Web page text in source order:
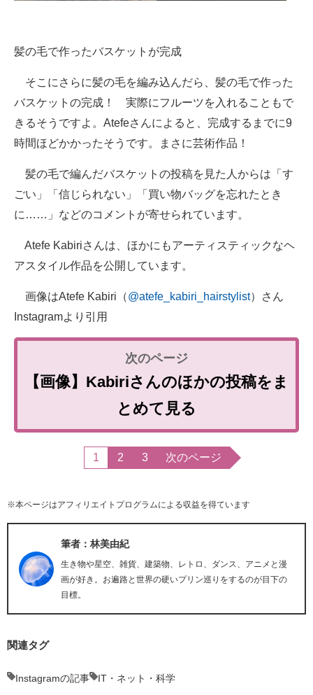
髪の毛で作ったバスケットが完成
そこにさらに髪の毛を編み込んだら、髪の毛で作った
バスケットの完成！ 実際にフルーツを入れることもで
きるそうですよ。Atefeさんによると、完成するまでに9
時間ほどかかったそうです。まさに芸術作品！
髪の毛で編んだバスケットの投稿を見た人からは「す
ごい」「信じられない」「買い物バッグを忘れたとき
に……」などのコメントが寄せられています。
Atefe Kabiriさんは、ほかにもアーティスティックなヘ
アスタイル作品を公開しています。
画像はAtefe Kabiri（@atefe_kabiri_hairstylist）さん
Instagramより引用
【画像】Kabiriさんのほかの投稿をま
とめて見る
1 2 3 次のページ
※本ページはアフィリエイトプログラムによる収益を得ています
筆者：林美由紀
生き物や星空、雑貨、建築物、レトロ、ダンス、アニメと漫
画が好き。お遍路と世界の硬いプリン巡りをするのが目下の
目標。
関連タグ
Instagramの記事 IT・ネット・科学